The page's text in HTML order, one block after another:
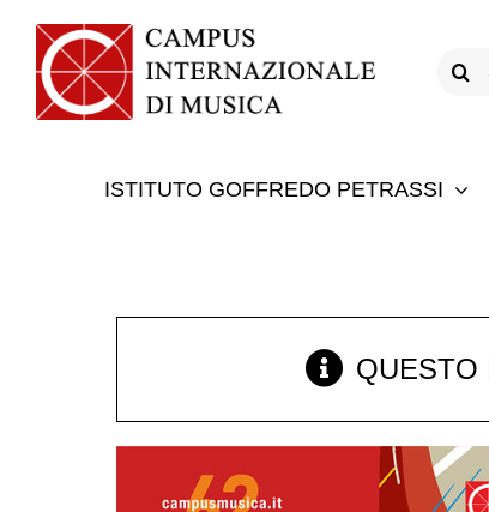
Salta
contenuto
ISTITUTO GOFFREDO PETRASSI
QUESTO